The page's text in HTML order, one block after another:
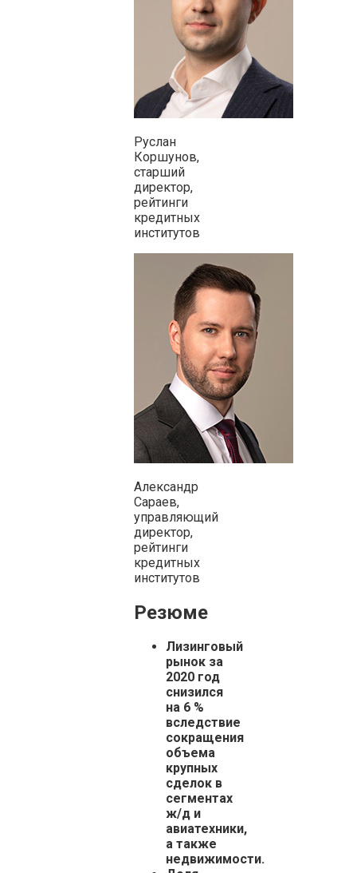
Руслан
Коршунов,
старший
директор,
рейтинги
кредитных
институтов
Александр
Сараев,
управляющий
директор,
рейтинги
кредитных
институтов
Резюме
Лизинговый
рынок за
2020 год
снизился
на 6 %
вследствие
сокращения
объема
крупных
сделок в
сегментах
ж/д и
авиатехники,
а также
недвижимости.